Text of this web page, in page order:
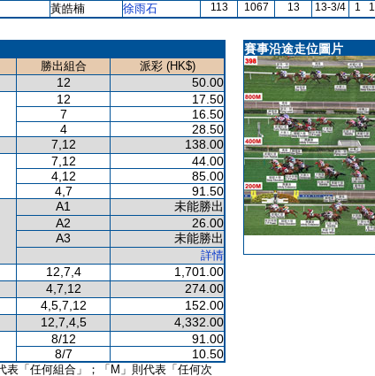
黃皓楠 徐雨石 113 1067 13 13-3/4 1 1
勝出組合
派彩 (HK$)
12 50.00
12
17.50
7
16.50
4
28.50
7,12 138.00
7,12
44.00
4,12
85.00
4,7
91.50
A1
未能勝出
A2
26.00
A3
未能勝出
詳情
12,7,4 1,701.00
4,7,12 274.00
4,5,7,12 152.00
12,7,4,5 4,332.00
8/12
91.00
8/7
10.50
表「任何組合」；「M」則代表「任何次
賽事沿途走位圖片